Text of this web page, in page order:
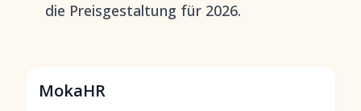
die Preisgestaltung für 2026.
MokaHR